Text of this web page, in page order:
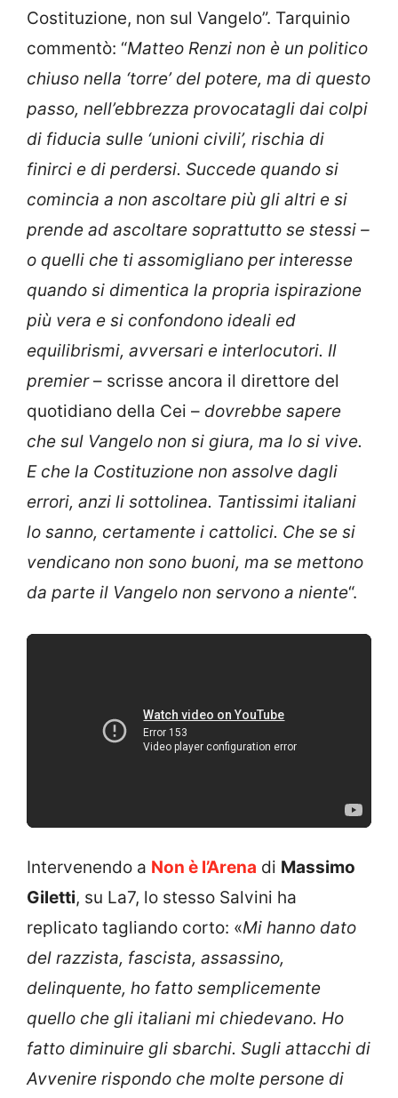
Costituzione, non sul Vangelo”. Tarquinio
commentò: “Matteo Renzi non è un politico
chiuso nella ‘torre’ del potere, ma di questo
passo, nell’ebbrezza provocatagli dai colpi
di fiducia sulle ‘unioni civili’, rischia di
finirci e di perdersi. Succede quando si
comincia a non ascoltare più gli altri e si
prende ad ascoltare soprattutto se stessi –
o quelli che ti assomigliano per interesse
quando si dimentica la propria ispirazione
più vera e si confondono ideali ed
equilibrismi, avversari e interlocutori. Il
premier– scrisse ancora il direttore del
quotidiano della Cei – dovrebbe sapere
che sul Vangelo non si giura, ma lo si vive.
E che la Costituzione non assolve dagli
errori, anzi li sottolinea. Tantissimi italiani
lo sanno, certamente i cattolici. Che se si
vendicano non sono buoni, ma se mettono
da parte il Vangelo non servono a niente“.
Intervenendo a Non è l’Arena di Massimo
Giletti, su La7, lo stesso Salvini ha
replicato tagliando corto: «Mi hanno dato
del razzista, fascista, assassino,
delinquente, ho fatto semplicemente
quello che gli italiani mi chiedevano. Ho
fatto diminuire gli sbarchi. Sugli attacchi di
Avvenire rispondo che molte persone di